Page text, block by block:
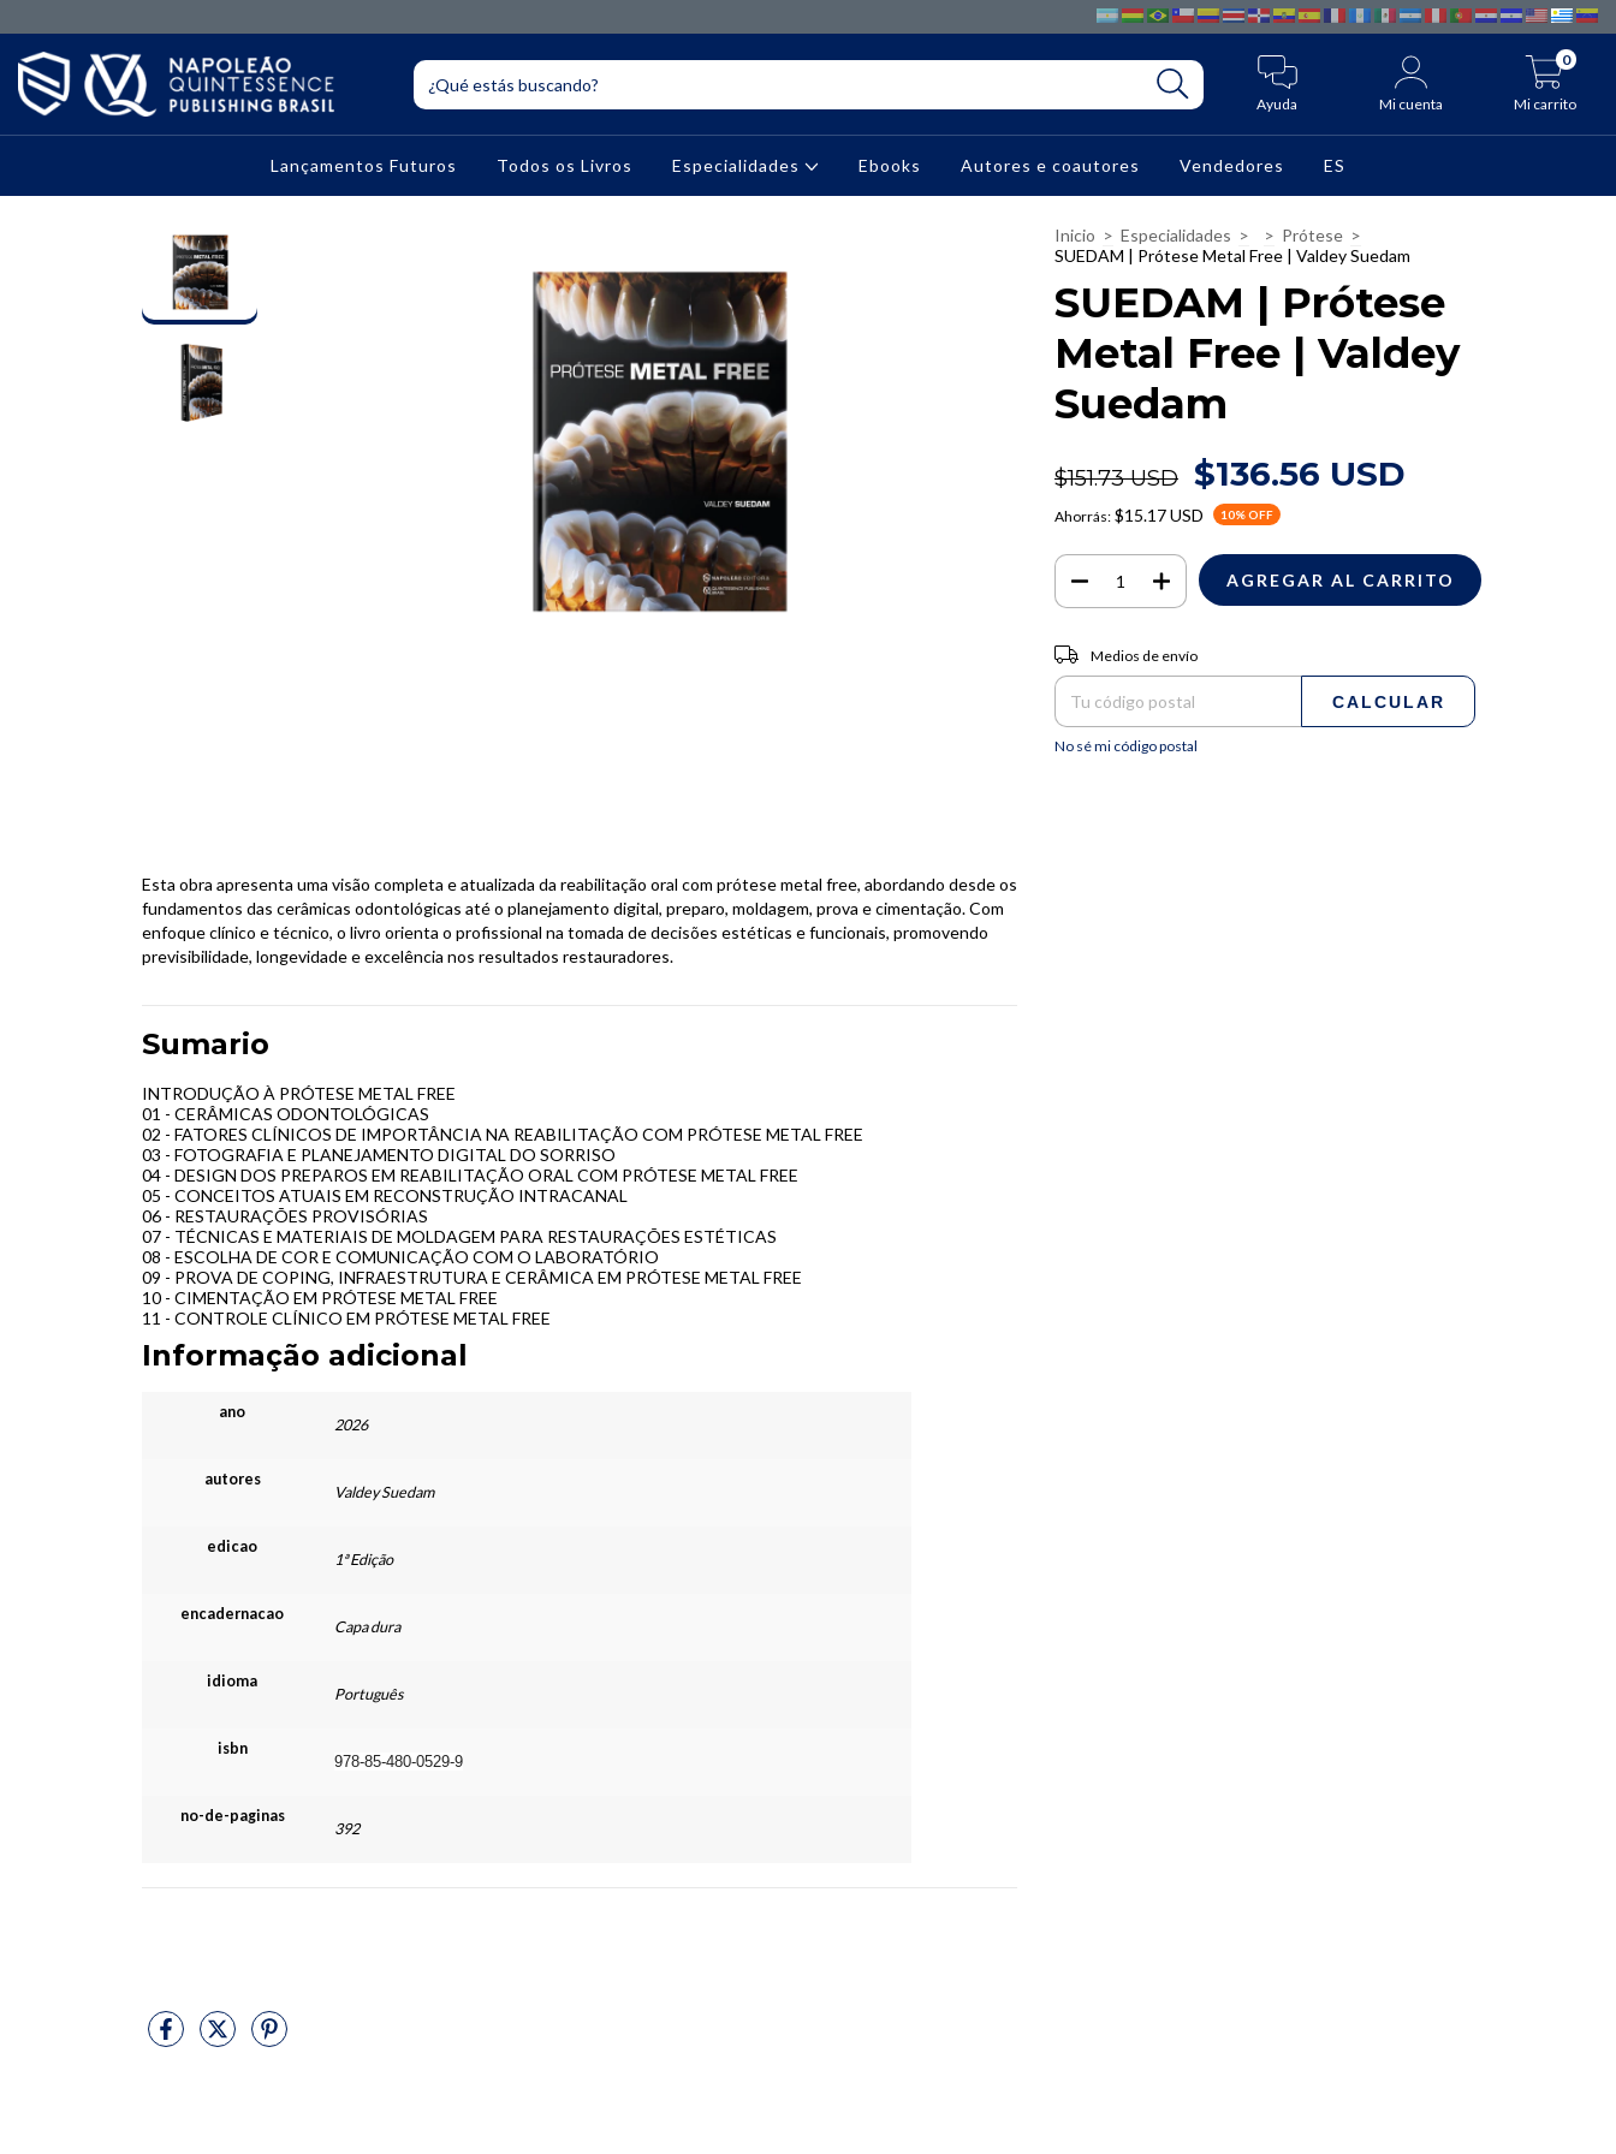
Ayuda Mi cuenta Mi carrito
0
Lançamentos Futuros Todos os Livros Especialidades Ebooks Autores e coautores Vendedores ES
Esta obra apresenta uma visão completa e atualizada da reabilitação oral com prótese metal free, abordando desde os
fundamentos das cerâmicas odontológicas até o planejamento digital, preparo, moldagem, prova e cimentação. Com
enfoque clínico e técnico, o livro orienta o profissional na tomada de decisões estéticas e funcionais, promovendo
previsibilidade, longevidade e excelência nos resultados restauradores.
Sumario
INTRODUÇÃO À PRÓTESE METAL FREE
01 - CERÂMICAS ODONTOLÓGICAS
02 - FATORES CLÍNICOS DE IMPORTÂNCIA NA REABILITAÇÃO COM PRÓTESE METAL FREE
03 - FOTOGRAFIA E PLANEJAMENTO DIGITAL DO SORRISO
04 - DESIGN DOS PREPAROS EM REABILITAÇÃO ORAL COM PRÓTESE METAL FREE
05 - CONCEITOS ATUAIS EM RECONSTRUÇÃO INTRACANAL
06 - RESTAURAÇÕES PROVISÓRIAS
07 - TÉCNICAS E MATERIAIS DE MOLDAGEM PARA RESTAURAÇÕES ESTÉTICAS
08 - ESCOLHA DE COR E COMUNICAÇÃO COM O LABORATÓRIO
09 - PROVA DE COPING, INFRAESTRUTURA E CERÂMICA EM PRÓTESE METAL FREE
10 - CIMENTAÇÃO EM PRÓTESE METAL FREE
11 - CONTROLE CLÍNICO EM PRÓTESE METAL FREE
Informação adicional
ano
2026
autores
Valdey Suedam
edicao
1ª Edição
encadernacao
Capa dura
idioma
Português
isbn
978-85-480-0529-9
no-de-paginas
392
Inicio > Especialidades > > Prótese >
SUEDAM | Prótese Metal Free | Valdey Suedam
SUEDAM | Prótese
Metal Free | Valdey
Suedam
$151.73 USD $136.56 USD
Ahorrás: $15.17 USD 10% OFF
Entregas para el CP:
Medios de envío
CALCULAR
No sé mi código postal